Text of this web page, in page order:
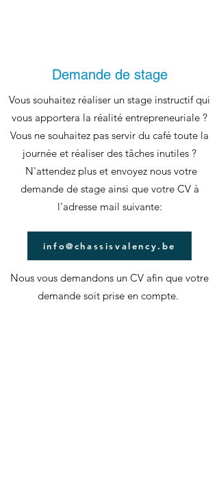
Demande de stage
Vous souhaitez réaliser un stage instructif qui
vous apportera la réalité entrepreneuriale ?
Vous ne souhaitez pas servir du café toute la
journée et réaliser des tâches inutiles ?
N'attendez plus et envoyez nous votre
demande de stage ainsi que votre CV à
l'adresse mail suivante:
Nous vous demandons un CV afin que votre
demande soit prise en compte.
info@chassisvalency.be